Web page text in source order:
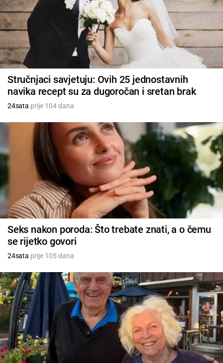
Stručnjaci savjetuju: Ovih 25 jednostavnih
navika recept su za dugoročan i sretan brak
24sata prije 104 dana
Seks nakon poroda: Što trebate znati, a o čemu
se rijetko govori
24sata prije 105 dana